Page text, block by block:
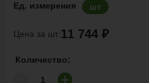
Ед. измерения шт
Цена за шт:11 744 ₽
Количество: